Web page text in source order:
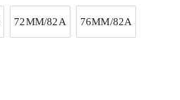
72MM/82A 76MM/82A